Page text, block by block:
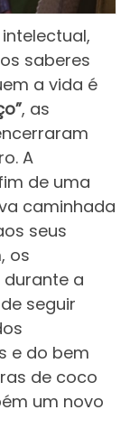
saberes
a vida é
, as
A
de uma
caminhada
seus
os
a
seguir
e do bem
de coco
um novo